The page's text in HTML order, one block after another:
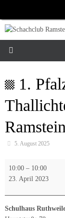
springen
1.
5. August 2025
Pfalzliga:
Thallichtenberg
-
10:00 – 10:00
23. April 2023
Schulhaus